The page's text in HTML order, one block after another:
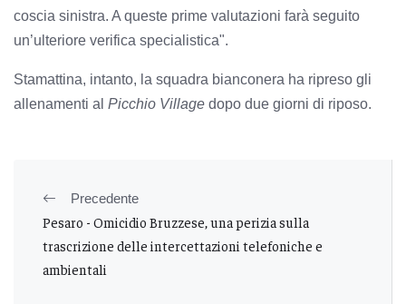
coscia sinistra. A queste prime valutazioni farà seguito
un’ulteriore verifica specialistica".
Stamattina, intanto, la squadra bianconera ha ripreso gli
allenamenti al Picchio Village dopo due giorni di riposo.
Precedente
Pesaro - Omicidio Bruzzese, una perizia sulla
trascrizione delle intercettazioni telefoniche e
ambientali